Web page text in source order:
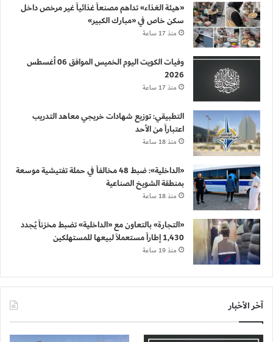
«هيئة الغذاء» تداهم مصنعاً غذائياً غير مرخص داخل
سكن خاص في «مبارك الكبير»
منذ 17 ساعة
وفيات الكويت اليوم الخميس الموافق 06 أغسطس
2026
منذ 17 ساعة
التطبيقي: توزيع شهادات خريجي معاهد التدريب
اعتباراً من الأحد
منذ 18 ساعة
«الداخلية»: ضبط 48 مخالفاً في حملة تفتيشية موسعة
بمنطقة الشويخ الصناعية
منذ 18 ساعة
«التجارة» بالتعاون مع «الداخلية» تضبط مخزناً يُجدد
1,430 إطاراً مستعملاً لبيعها للمستهلكين
منذ 19 ساعة
آخر الأخبار